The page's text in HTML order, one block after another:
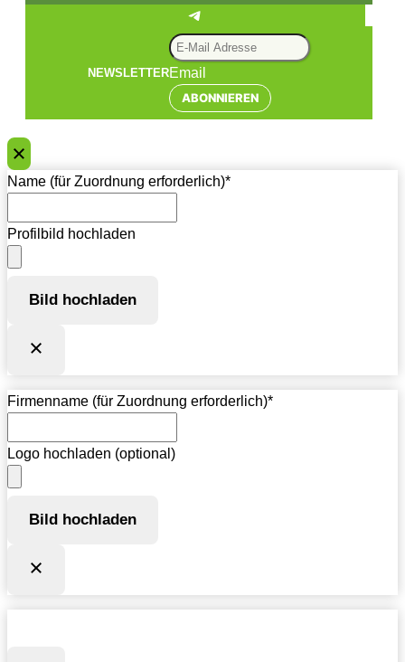
Telegram
NEWSLETTEREmail
ABONNIEREN
Name (für Zuordnung erforderlich)*
Profilbild hochladen
Bild hochladen
Firmenname (für Zuordnung erforderlich)*
Logo hochladen (optional)
Bild hochladen